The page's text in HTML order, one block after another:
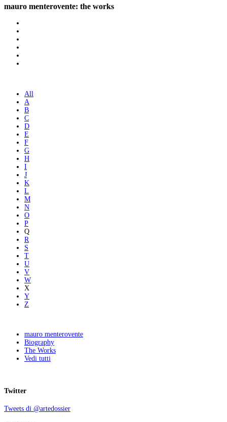
mauro menterovente: the works
All
A
B
C
D
E
F
G
H
I
J
K
L
M
N
O
P
Q
R
S
T
U
V
W
X
Y
Z
mauro menterovente
Biography
The Works
Vedi tutti
Twitter
Tweets di @artedossier